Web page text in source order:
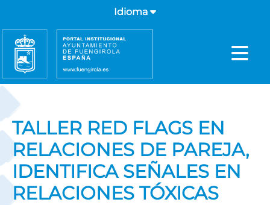
Idioma
TALLER RED FLAGS EN
RELACIONES DE PAREJA,
IDENTIFICA SEÑALES EN
RELACIONES TÓXICAS